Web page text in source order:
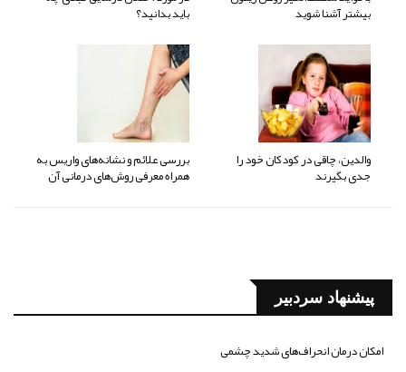
بیشتر آشنا شوید باید بدانید؟
والدین، چاقی در کودکان خود را
جدی بگیرند
بررسی علائم و نشانه‌های واریس به
همراه معرفی روش‌های درمانی آن
پیشنهاد سردبیر
امکان درمان انحراف‌های شدید چشمی